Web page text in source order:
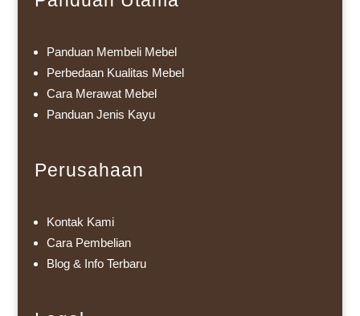
Panduan Membeli Mebel
Perbedaan Kualitas Mebel
Cara Merawat Mebel
Panduan Jenis Kayu
Perusahaan
Kontak Kami
Cara Pembelian
Blog & Info Terbaru